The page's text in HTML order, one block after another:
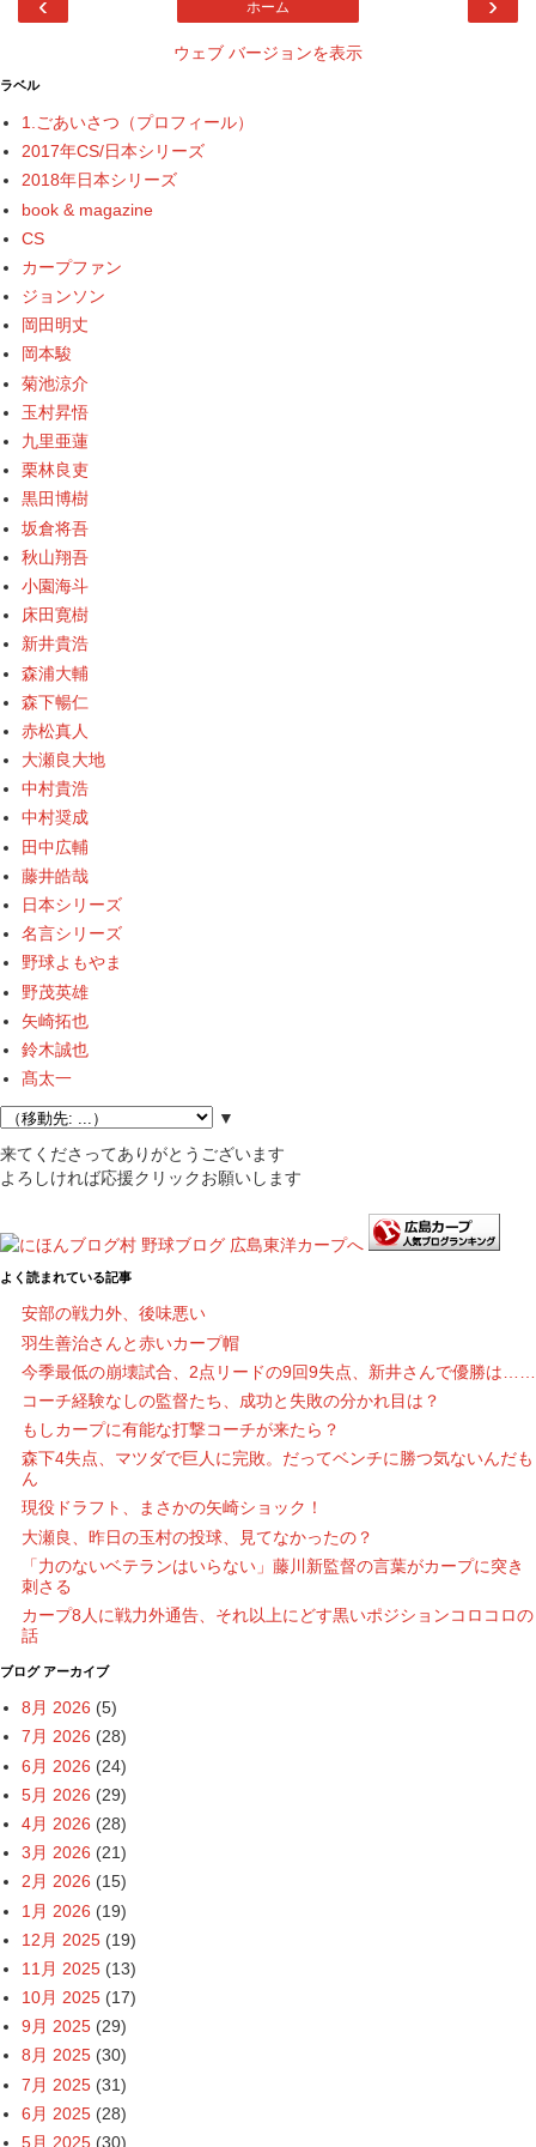
ホーム
ウェブ バージョンを表示
ラベル
1.ごあいさつ（プロフィール）
2017年CS/日本シリーズ
2018年日本シリーズ
book & magazine
CS
カープファン
ジョンソン
岡田明丈
岡本駿
菊池涼介
玉村昇悟
九里亜蓮
栗林良吏
黒田博樹
坂倉将吾
秋山翔吾
小園海斗
床田寛樹
新井貴浩
森浦大輔
森下暢仁
赤松真人
大瀬良大地
中村貴浩
中村奨成
田中広輔
藤井皓哉
日本シリーズ
名言シリーズ
野球よもやま
野茂英雄
矢崎拓也
鈴木誠也
髙太一
▼
来てくださってありがとうございます
よろしければ応援クリックお願いします
よく読まれている記事
安部の戦力外、後味悪い
羽生善治さんと赤いカープ帽
今季最低の崩壊試合、2点リードの9回9失点、新井さんで優勝は……
コーチ経験なしの監督たち、成功と失敗の分かれ目は？
もしカープに有能な打撃コーチが来たら？
森下4失点、マツダで巨人に完敗。だってベンチに勝つ気ないんだも
ん
現役ドラフト、まさかの矢崎ショック！
大瀬良、昨日の玉村の投球、見てなかったの？
「力のないベテランはいらない」藤川新監督の言葉がカープに突き
刺さる
カープ8人に戦力外通告、それ以上にどす黒いポジションコロコロの
話
ブログ アーカイブ
8月 2026 (5)
7月 2026 (28)
6月 2026 (24)
5月 2026 (29)
4月 2026 (28)
3月 2026 (21)
2月 2026 (15)
1月 2026 (19)
12月 2025 (19)
11月 2025 (13)
10月 2025 (17)
9月 2025 (29)
8月 2025 (30)
7月 2025 (31)
6月 2025 (28)
5月 2025 (30)